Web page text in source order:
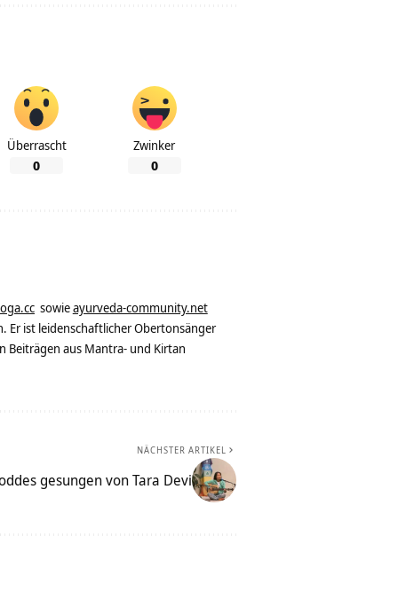
Überrascht
0
Zwinker
0
sowieayurveda-community.net
Er ist leidenschaftlicher Obertonsänger
Beiträgen aus Mantra- und Kirtan
NÄCHSTER ARTIKEL
gesungen von Tara Devi